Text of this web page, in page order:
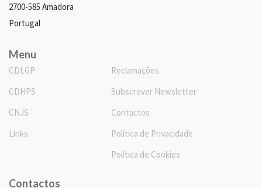
2700-585 Amadora
Portugal
Menu
CDLGP
CDHPS
CNJS
Links
Reclamações
Subscrever Newsletter
Contactos
Política de Privacidade
Política de Cookies
Contactos